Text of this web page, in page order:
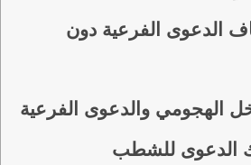
الدعوى الفرعية دون
الهجومي والدعوى الفرعية
الدعوى للشطب